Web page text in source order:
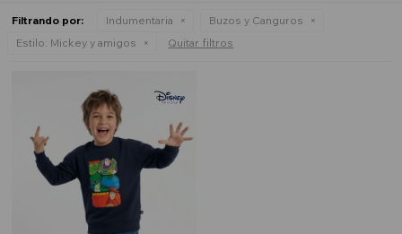
Filtrando por: Indumentaria
Buzos y Canguros
Estilo: Mickey y amigos Quitar filtros